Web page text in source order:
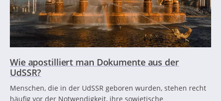
Wie apostilliert man Dokumente aus der
UdSSR?
Menschen, die in der UdSSR geboren wurden, stehen recht
häufig vor der Notwendigkeit, ihre sowjetische